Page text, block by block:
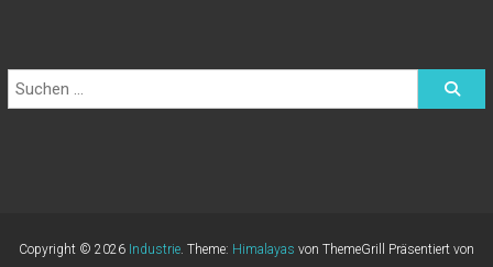
Copyright © 2026 Industrie. Theme: Himalayas von ThemeGrill Präsentiert von